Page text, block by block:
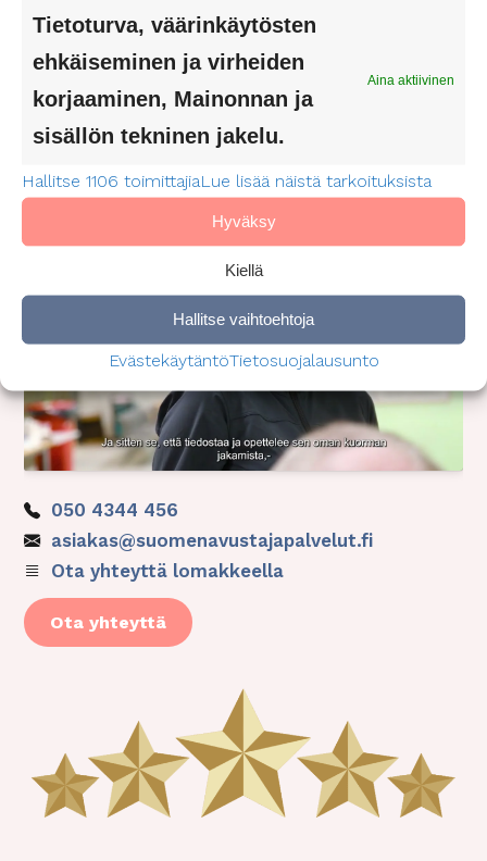
Tietoturva, väärinkäytösten
ehkäiseminen ja virheiden
korjaaminen, Mainonnan ja
sisällön tekninen jakelu.
Aina aktiivinen
Hallitse 1106 toimittajiaLue lisää näistä tarkoituksista
Hyväksy
Kiellä
Hallitse vaihtoehtoja
EvästekäytäntöTietosuojalausunto
e
)
Kuinka haen henkilökohtaista
avustajaa Seinäjoella?
Henkilökohtaisen avun pelisäännöt
Seinäjoella
evästeet
050 4344 456
asiakas@suomenavustajapalvelut.fi
Ota yhteyttä lomakkeella
Ota yhteyttä